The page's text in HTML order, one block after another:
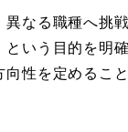
異なる職種へ挑
いう目的を明
性を定めるこ